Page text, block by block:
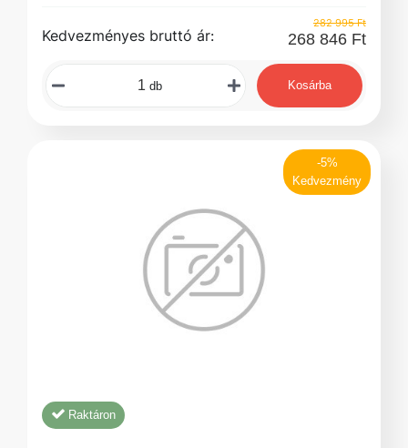
Kedvezményes bruttó ár:
282 995 Ft
268 846 Ft
db Kosárba
-5%
Kedvezmény
Raktáron